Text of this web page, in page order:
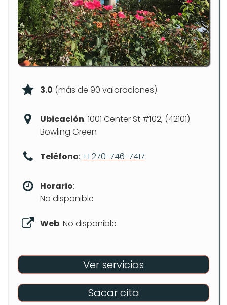
3.0 (más de 90 valoraciones)
Ubicación: 1001 Center St #102, (42101)
Bowling Green
Teléfono: +1 270-746-7417
Horario:
No disponible
Web: No disponible
Ver servicios
Sacar cita